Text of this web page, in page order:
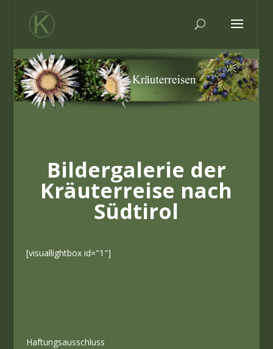
Bildergalerie der
Kräuterreise nach
Südtirol
[visuallightbox id="1"]
Haftungsausschluss